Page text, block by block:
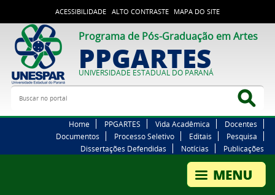
ACESSIBILIDADE ALTO CONTRASTE MAPA DO SITE
Programa de Pós-Graduação em Artes
PPGARTES
UNIVERSIDADE ESTADUAL DO PARANÁ
Buscar no portal
Home PPGARTES Vida Acadêmica
Docentes
Documentos
Processo Seletivo Editais
Pesquisa
Dissertações Defendidas
Notícias Publicações